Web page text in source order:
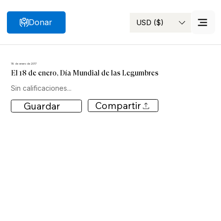
Buscar USD ($)
Donar
18 de enero de 2017
El 18 de enero, Día Mundial de las Legumbres
Sin calificaciones...
Guardar Compartir